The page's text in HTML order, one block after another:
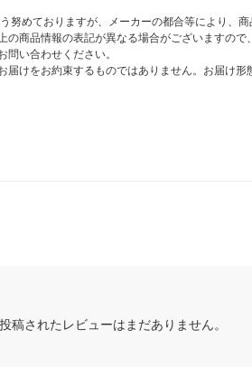
努めておりますが、メーカーの都合等により、
商品情報の表記が異なる場合がございますの
い合わせください。
けをお約束するものではありません。お届け
投稿されたレビューはまだありません。